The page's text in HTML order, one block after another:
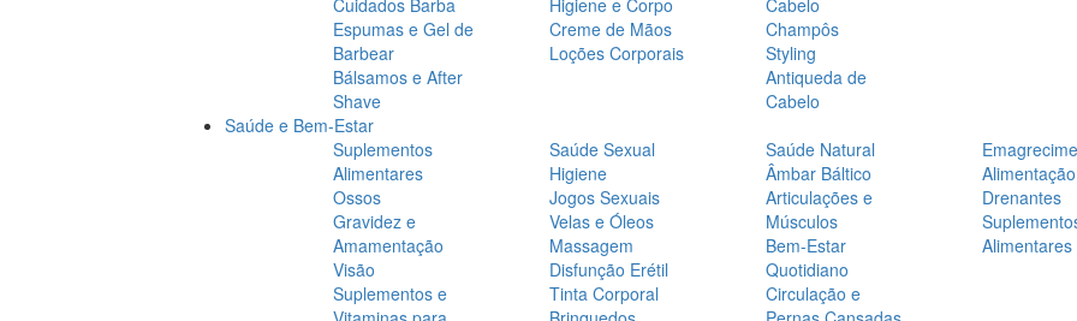
Cuidados Barba
Espumas e Gel de
Barbear
Bálsamos e After
Shave
Higiene e Corpo
Creme de Mãos
Loções Corporais
Cabelo
Champôs
Styling
Antiqueda de
Cabelo
Saúde e Bem-Estar
Suplementos
Alimentares
Ossos
Gravidez e
Amamentação
Visão
Suplementos e
Saúde Sexual
Higiene
Jogos Sexuais
Velas e Óleos
Massagem
Disfunção Erétil
Tinta Corporal
Saúde Natural
Âmbar Báltico
Articulações e
Músculos
Bem-Estar
Quotidiano
Circulação e
Alimentação
Drenantes
Alimentares